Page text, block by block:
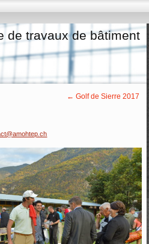
de travaux de bâtiment
← Golf de Sierre 2017